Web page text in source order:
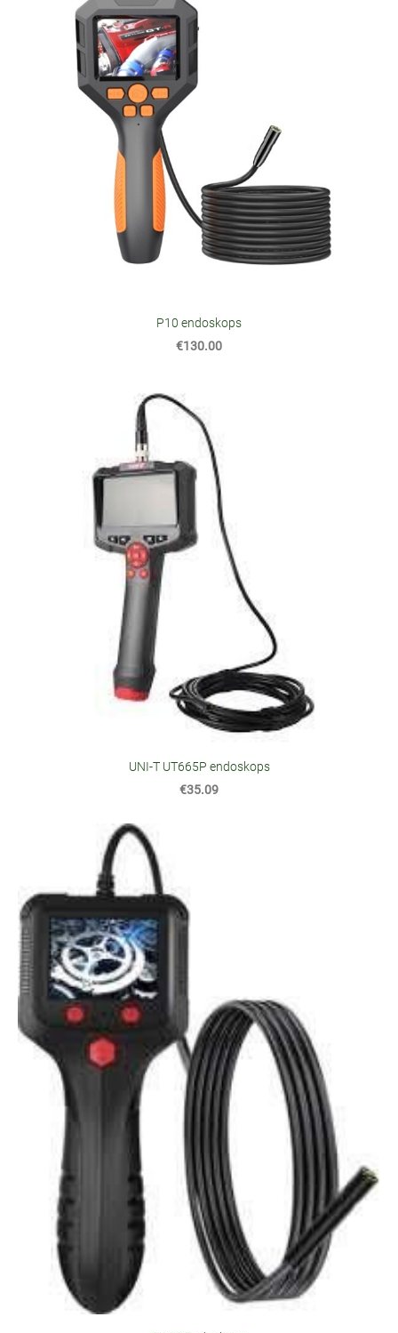
P10 endoskops
€130.00
UNI-T UT665P endoskops
€35.09